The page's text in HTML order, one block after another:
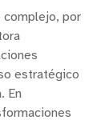
complejo, por
estratégico
En